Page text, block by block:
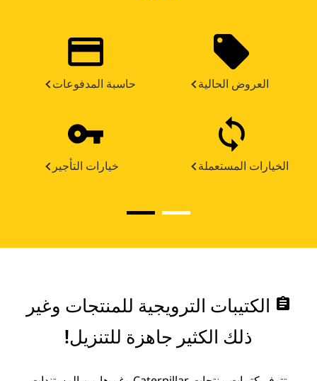
حاسبة المدفوعات العروض الحالية
خيارات التأجير الخيارات المستعملة
assignment الكتيبات الترويجية للمنتجات وغير
ذلك الكثير جاهزة للتنزيل!